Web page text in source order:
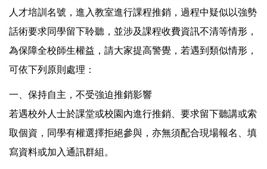
人才培訓名號，進入教室進行課程推銷，過程中疑似以強勢
話術要求同學留下聆聽，並涉及課程收費資訊不清等情形，
為保障全校師生權益，請大家提高警覺，若遇到類似情形，
可依下列原則處理：
一、保持自主，不受強迫推銷影響
若遇校外人士於課堂或校園內進行推銷、要求留下聽講或索
取個資，同學有權選擇拒絕參與，亦無須配合現場報名、填
寫資料或加入通訊群組。